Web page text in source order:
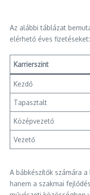
Az alábbi táblázat
elérhető éves fizetéseket:
Karrierszint
Kezdő
Tapasztalt
Középvezető
Vezető
A bábkészítők számára
hanem a szakmai